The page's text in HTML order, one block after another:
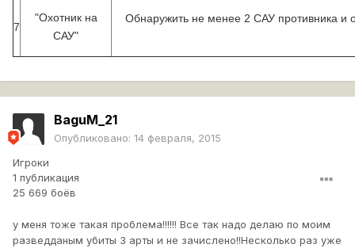
7
"Охотник на
САУ"
Обнаружить не менее 2 САУ противника и
BaguM_21
Опубликовано: 14 февраля, 2015
Игроки
1 публикация
25 669 боёв
у меня тоже такая проблема!!!!!! Все так надо делаю по моим
разведданым убиты 3 арты и не зачислено!!Несколько раз уже